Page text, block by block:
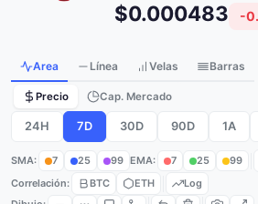
$0.000483 -
Area Línea Velas Barras
Precio Cap. Mercado
24H 7D 30D 90D 1A
SMA: 7 25 99 EMA: 7 25 99
Correlación:
BTC ETH
Log